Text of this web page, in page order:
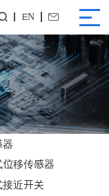
EN 
移传感器
近开关